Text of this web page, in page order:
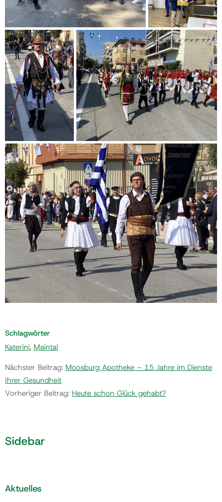
Schlagwörter
Katerini, Maintal
Nächster Beitrag: Moosburg Apotheke – 15 Jahre im Dienste
Ihrer Gesundheit
Vorheriger Beitrag: Heute schon Glück gehabt?
Sidebar
Aktuelles